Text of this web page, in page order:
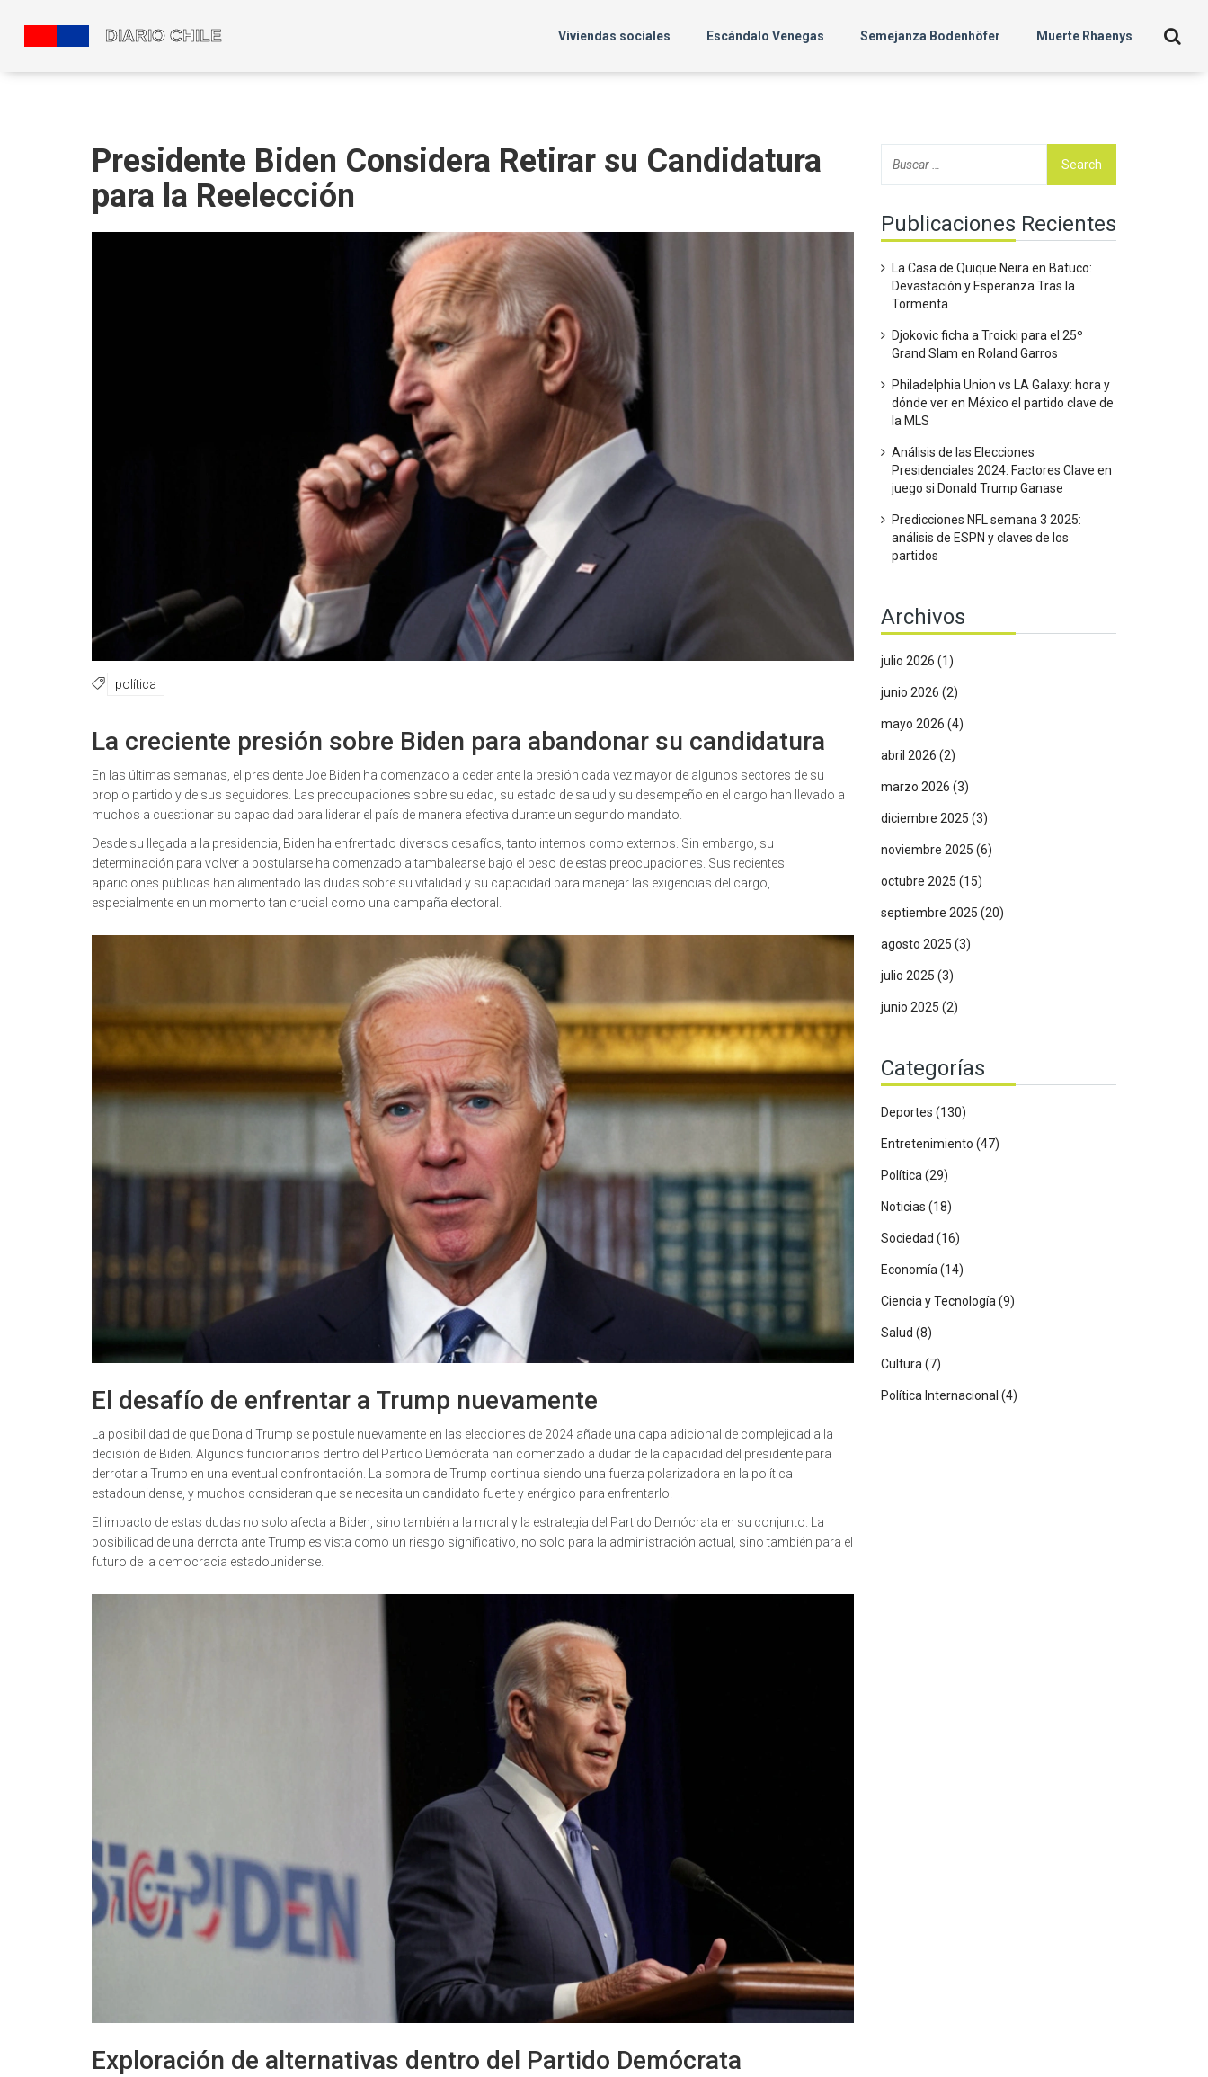
Viviendas sociales Escándalo Venegas Semejanza Bodenhöfer Muerte Rhaenys
Presidente Biden Considera Retirar su Candidatura
para la Reelección
política
La creciente presión sobre Biden para abandonar su candidatura
En las últimas semanas, el presidente Joe Biden ha comenzado a ceder ante la presión cada vez mayor de algunos sectores de su
propio partido y de sus seguidores. Las preocupaciones sobre su edad, su estado de salud y su desempeño en el cargo han llevado a
muchos a cuestionar su capacidad para liderar el país de manera efectiva durante un segundo mandato.
Desde su llegada a la presidencia, Biden ha enfrentado diversos desafíos, tanto internos como externos. Sin embargo, su
determinación para volver a postularse ha comenzado a tambalearse bajo el peso de estas preocupaciones. Sus recientes
apariciones públicas han alimentado las dudas sobre su vitalidad y su capacidad para manejar las exigencias del cargo,
especialmente en un momento tan crucial como una campaña electoral.
El desafío de enfrentar a Trump nuevamente
La posibilidad de que Donald Trump se postule nuevamente en las elecciones de 2024 añade una capa adicional de complejidad a la
decisión de Biden. Algunos funcionarios dentro del Partido Demócrata han comenzado a dudar de la capacidad del presidente para
derrotar a Trump en una eventual confrontación. La sombra de Trump continua siendo una fuerza polarizadora en la política
estadounidense, y muchos consideran que se necesita un candidato fuerte y enérgico para enfrentarlo.
El impacto de estas dudas no solo afecta a Biden, sino también a la moral y la estrategia del Partido Demócrata en su conjunto. La
posibilidad de una derrota ante Trump es vista como un riesgo significativo, no solo para la administración actual, sino también para el
futuro de la democracia estadounidense.
Exploración de alternativas dentro del Partido Demócrata
Publicaciones Recientes
La Casa de Quique Neira en Batuco:
Devastación y Esperanza Tras la
Tormenta
Djokovic ficha a Troicki para el 25º
Grand Slam en Roland Garros
Philadelphia Union vs LA Galaxy: hora y
dónde ver en México el partido clave de
la MLS
Análisis de las Elecciones
Presidenciales 2024: Factores Clave en
juego si Donald Trump Ganase
Predicciones NFL semana 3 2025:
análisis de ESPN y claves de los
partidos
Archivos
julio 2026 (1)
junio 2026 (2)
mayo 2026 (4)
abril 2026 (2)
marzo 2026 (3)
diciembre 2025 (3)
noviembre 2025 (6)
octubre 2025 (15)
septiembre 2025 (20)
agosto 2025 (3)
julio 2025 (3)
junio 2025 (2)
Categorías
Deportes (130)
Entretenimiento (47)
Política (29)
Noticias (18)
Sociedad (16)
Economía (14)
Ciencia y Tecnología (9)
Salud (8)
Cultura (7)
Política Internacional (4)